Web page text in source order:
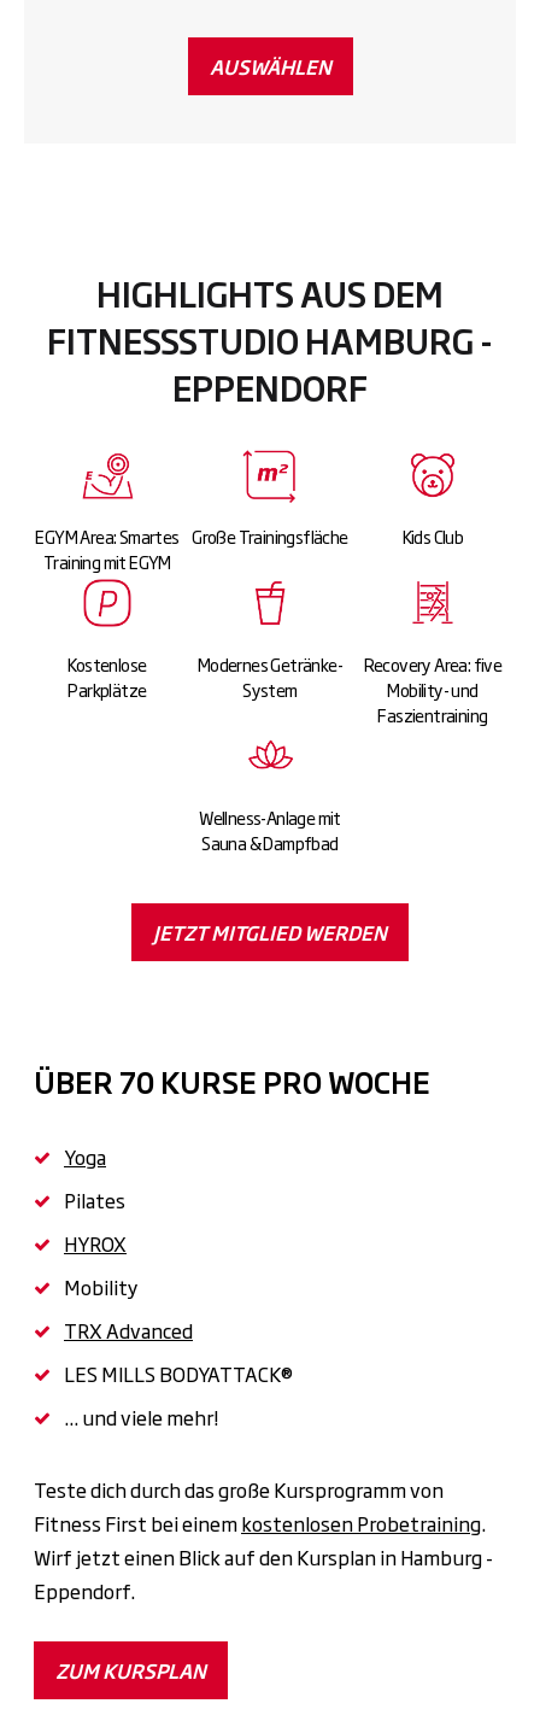
AUSWÄHLEN
HIGHLIGHTS AUS DEM
FITNESSSTUDIO HAMBURG -
EPPENDORF
EGYM Area: Smartes
Training mit EGYM
Große Trainingsfläche Kids Club
Kostenlose
Parkplätze
Modernes Getränke-
System
Recovery Area: five
Mobility- und
Faszientraining
Wellness-Anlage mit
Sauna & Dampfbad
JETZT MITGLIED WERDEN
ÜBER 70 KURSE PRO WOCHE
Yoga
Pilates
HYROX
Mobility
TRX Advanced
LES MILLS BODYATTACK®
... und viele mehr!
Teste dich durch das große Kursprogramm von
Fitness First bei einemkostenlosen Probetraining.
Wirf jetzt einen Blick auf den Kursplan in Hamburg -
Eppendorf.
ZUM KURSPLAN